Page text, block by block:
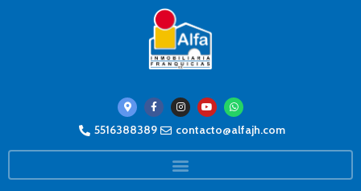
5516388389 contacto@alfajh.com